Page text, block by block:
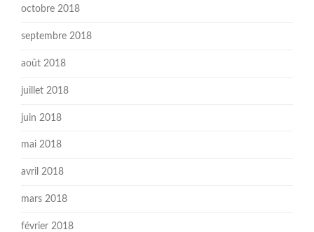
octobre 2018
septembre 2018
août 2018
juillet 2018
juin 2018
mai 2018
avril 2018
mars 2018
février 2018